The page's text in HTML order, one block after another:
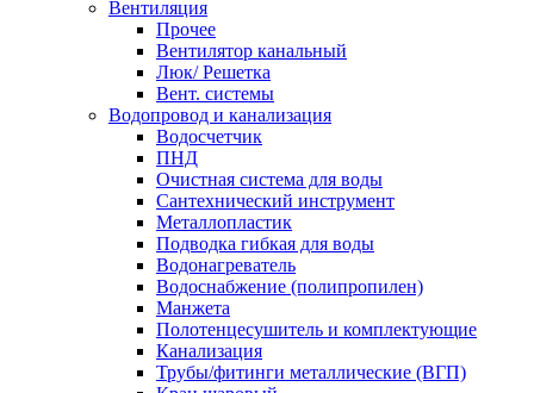
Вентиляция
Прочее
Вентилятор канальный
Люк/ Решетка
Вент. системы
Водопровод и канализация
Водосчетчик
ПНД
Очистная система для воды
Сантехнический инструмент
Металлопластик
Подводка гибкая для воды
Водонагреватель
Водоснабжение (полипропилен)
Манжета
Полотенцесушитель и комплектующие
Канализация
Трубы/фитинги металлические (ВГП)